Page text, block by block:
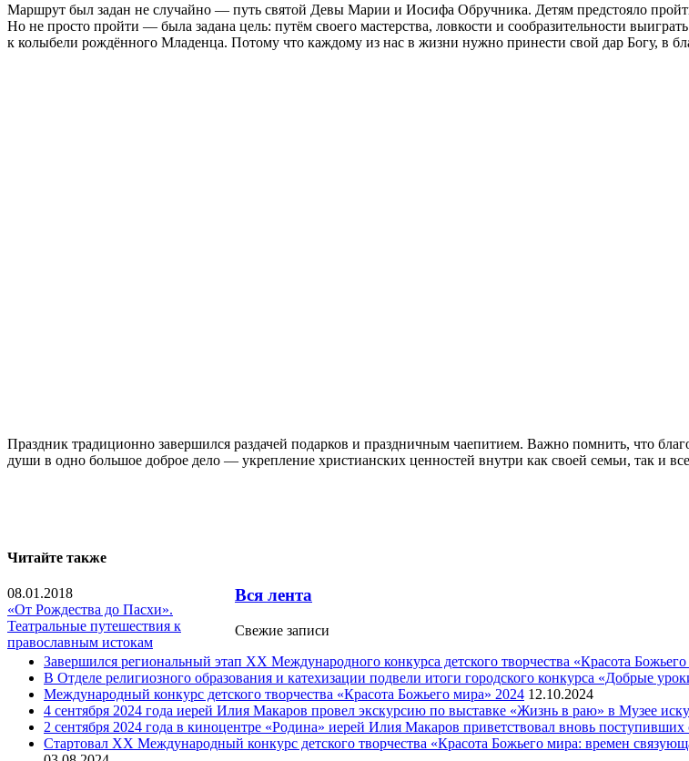
Маршрут был задан не случайно — путь святой Девы Марии и Иосифа Обручника. Детям предстояло
Но не просто пройти — была задана цель: путём своего мастерства, ловкости и сообразительности
к колыбели рождённого Младенца. Потому что каждому из нас в жизни нужно принести свой дар Богу, в
Праздник традиционно завершился раздачей подарков и праздничным чаепитием. Важно помнить, что
души в одно большое доброе дело — укрепление христианских ценностей внутри как своей семьи, так и
Читайте также
08.01.2018
«От Рождества до Пасхи».
Театральные путешествия к
православным истокам
Вся лента
Свежие записи
Завершился региональный этап XX Международного конкурса детского творчества «Красота
В Отделе религиозного образования и катехизации подвели итоги городского конкурса «Добрые
Международный конкурс детского творчества «Красота Божьего мира» 2024 12.10.2024
4 сентября 2024 года иерей Илия Макаров провел экскурсию по выставке «Жизнь в раю» в Музее
2 сентября 2024 года в киноцентре «Родина» иерей Илия Макаров приветствовал вновь
Cтартовал XX Международный конкурс детского творчества «Красота Божьего мира: времен